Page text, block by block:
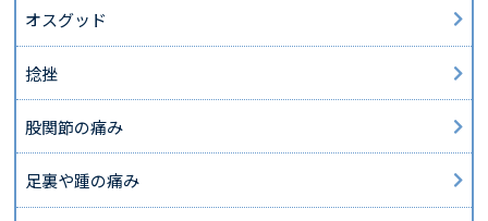
オスグッド
捻挫
股関節の痛み
足裏や踵の痛み